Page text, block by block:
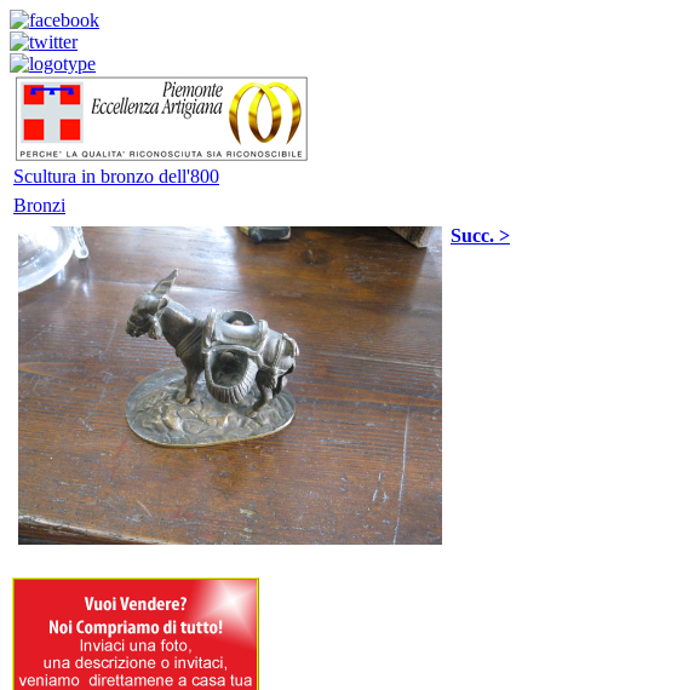
Scultura in bronzo dell'800
Bronzi
Succ. >